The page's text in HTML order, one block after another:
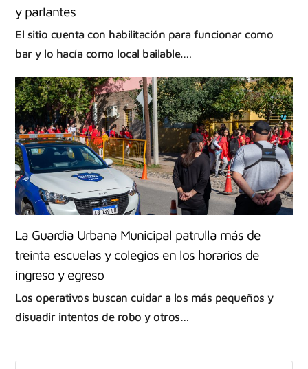
y parlantes
El sitio cuenta con habilitación para funcionar como
bar y lo hacía como local bailable.…
La Guardia Urbana Municipal patrulla más de
treinta escuelas y colegios en los horarios de
ingreso y egreso
Los operativos buscan cuidar a los más pequeños y
disuadir intentos de robo y otros…